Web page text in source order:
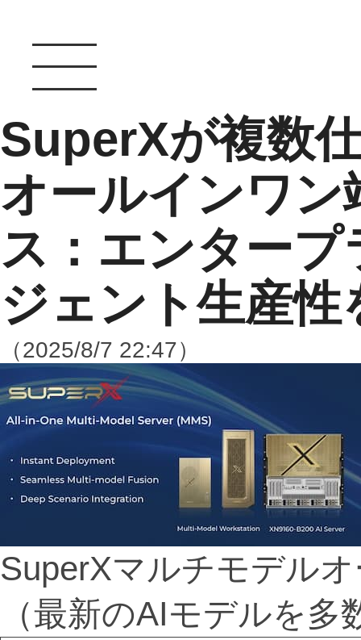
SuperXが複数
オールインワ
ス：エンター
ジェント生産性
（2025/8/7 22:47）
SuperXマルチモデル
（最新のAIモデルを多